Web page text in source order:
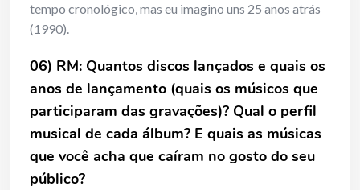
tempo cronológico, mas eu imagino uns 25 anos atrás
(1990).
06) RM: Quantos discos lançados e quais os
anos de lançamento (quais os músicos que
participaram das gravações)? Qual o perfil
musical de cada álbum? E quais as músicas
que você acha que caíram no gosto do seu
público?